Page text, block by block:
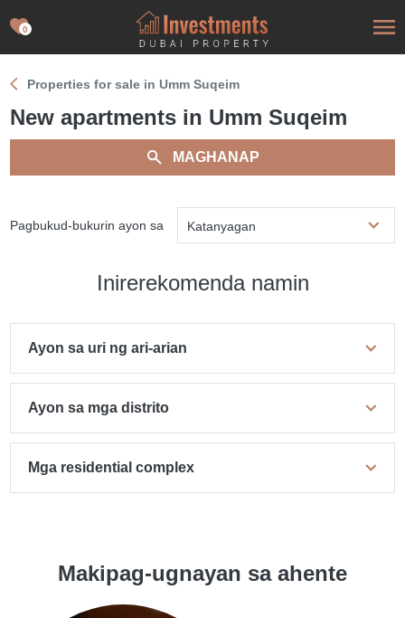
0
Properties for sale in Umm Suqeim
New apartments in Umm Suqeim
MAGHANAP
Pagbukud-bukurin ayon sa Katanyagan
Inirerekomenda namin
Ayon sa uri ng ari-arian
Ayon sa mga distrito
Mga residential complex
Makipag-ugnayan sa ahente